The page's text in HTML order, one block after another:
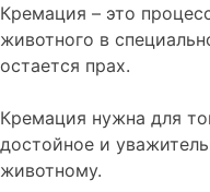
Кремация – это
животного в
остается прах.
Кремация нужна для
достойное и
животному.